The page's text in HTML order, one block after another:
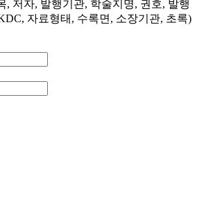
, 저자, 발행기관, 학술지명, 권호, 발행
자료형태, 수록면, 소장기관, 초록)